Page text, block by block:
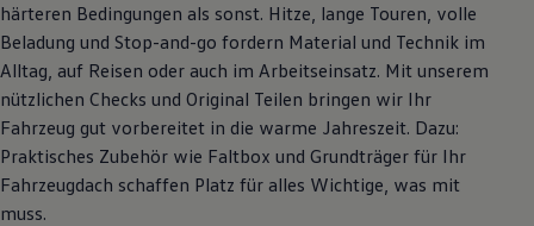
California Magazin & Ratgeber
Vanlife
Ratgeber
Routen & Reisen
California Reisen & Erlebnisse
California App
California Lifestyle & Zubehör
Übernachten im California
Marke
Unternehmen
härteren Bedingungen als sonst. Hitze, lange Touren, volle
Beladung und Stop-and-go fordern Material und Technik im
Alltag, auf Reisen oder auch im Arbeitseinsatz. Mit unserem
nützlichen Checks und Original Teilen bringen wir Ihr
Fahrzeug gut vorbereitet in die warme Jahreszeit. Dazu:
Praktisches Zubehör wie Faltbox und Grundträger für Ihr
Fahrzeugdach schaffen Platz für alles Wichtige, was mit
muss.